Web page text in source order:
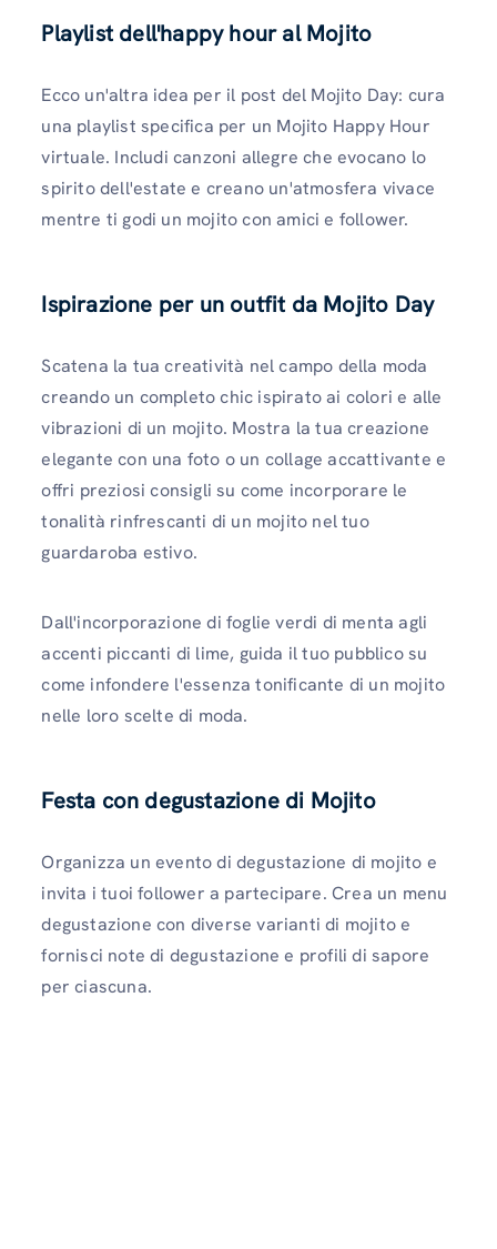
Playlist dell'happy hour al Mojito
Ecco un'altra idea per il post del Mojito Day: cura
una playlist specifica per un Mojito Happy Hour
virtuale. Includi canzoni allegre che evocano lo
spirito dell'estate e creano un'atmosfera vivace
mentre ti godi un mojito con amici e follower.
Ispirazione per un outfit da Mojito Day
Scatena la tua creatività nel campo della moda
creando un completo chic ispirato ai colori e alle
vibrazioni di un mojito. Mostra la tua creazione
elegante con una foto o un collage accattivante e
offri preziosi consigli su come incorporare le
tonalità rinfrescanti di un mojito nel tuo
guardaroba estivo.
Dall'incorporazione di foglie verdi di menta agli
accenti piccanti di lime, guida il tuo pubblico su
come infondere l'essenza tonificante di un mojito
nelle loro scelte di moda.
Festa con degustazione di Mojito
Organizza un evento di degustazione di mojito e
invita i tuoi follower a partecipare. Crea un menu
degustazione con diverse varianti di mojito e
fornisci note di degustazione e profili di sapore
per ciascuna.